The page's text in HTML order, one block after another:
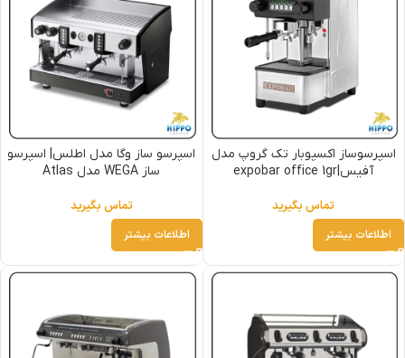
اسپرسوساز اکسپوبار تک گروپ مدل
آفیس|expobar office 1gr
تماس بگیرید
اطلاعات بیشتر
اسپرسو ساز وگا مدل اطلس| اسپرسو
ساز WEGA مدل Atlas
تماس بگیرید
اطلاعات بیشتر